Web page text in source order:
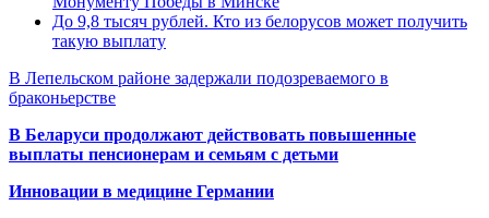
До 9,8 тысяч рублей. Кто из белорусов может получить
такую выплату
В Лепельском районе задержали подозреваемого в
браконьерстве
В Беларуси продолжают действовать повышенные
выплаты пенсионерам и семьям с детьми
Инновации в медицине Германии